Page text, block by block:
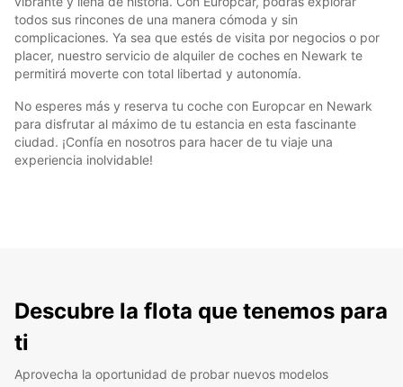
todos sus rincones de una manera cómoda y sin
complicaciones. Ya sea que estés de visita por negocios o por
placer, nuestro servicio de alquiler de coches en Newark te
permitirá moverte con total libertad y autonomía.
No esperes más y reserva tu coche con Europcar en Newark
para disfrutar al máximo de tu estancia en esta fascinante
ciudad. ¡Confía en nosotros para hacer de tu viaje una
experiencia inolvidable!
Descubre la flota que tenemos para
ti
Aprovecha la oportunidad de probar nuevos modelos